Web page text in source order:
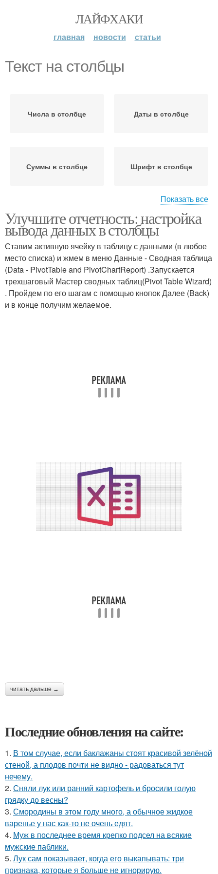
ЛАЙФХАКИ
главная новости статьи
Текст на столбцы
Числа в столбце Даты в столбце
Суммы в столбце Шрифт в столбце
Операции со столбцами
Показать все
Улучшите отчетность: настройка
вывода данных в столбцы
Ставим активную ячейку в таблицу с данными (в любое
место списка) и жмем в меню Данные - Сводная таблица
(Data - PivotTable and PivotChartReport) .Запускается
трехшаговый Мастер сводных таблиц(Pivot Table Wizard)
. Пройдем по его шагам с помощью кнопок Далее (Back)
и в конце получим желаемое.
читать дальше →
Последние обновления на сайте:
1. В том случае, если баклажаны стоят красивой зелёной
стеной, а плодов почти не видно - радоваться тут
нечему.
2. Сняли лук или ранний картофель и бросили голую
грядку до весны?
3. Смородины в этом году много, а обычное жидкое
варенье у нас как-то не очень едят.
4. Муж в последнее время крепко подсел на всякие
мужские паблики.
5. Лук сам показывает, когда его выкапывать: три
признака, которые я больше не игнорирую.